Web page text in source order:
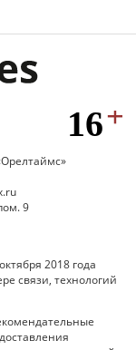
9
2018 года
связи, технологий